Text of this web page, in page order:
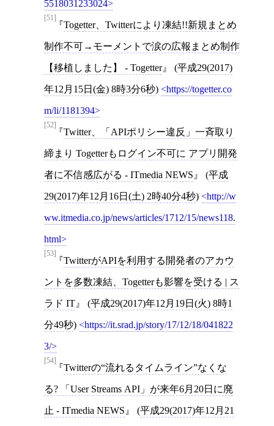
5518031233024
[51]
Togetter、Twitterにより凍結!!新規まとめ
制作不可→モーメントで涙の広報まとめ制作
【移植しました】 - Togetter (平成29(2017)
年12月15日(金) 8時3分6秒) https://togetter.co
m/li/1181394
[52]
Twitter、「APIポリシー違反」一斉取り
締まり Togetterもログイン不可に アプリ開発
者に不信感広がる - ITmedia NEWS (平成
29(2017)年12月16日(土) 2時40分4秒) http://w
ww.itmedia.co.jp/news/articles/1712/15/news118.
html
[53]
TwitterがAPIを利用する開発者のアカウ
ントを多数凍結、Togetterも影響を受ける | ス
ラド IT (平成29(2017)年12月19日(火) 8時1
分49秒) https://it.srad.jp/story/17/12/18/041822
3/
[54]
Twitterの“流れるタイムライン”なくな
る? 「User Streams API」が来年6月20日に廃
止 - ITmedia NEWS (平成29(2017)年12月21